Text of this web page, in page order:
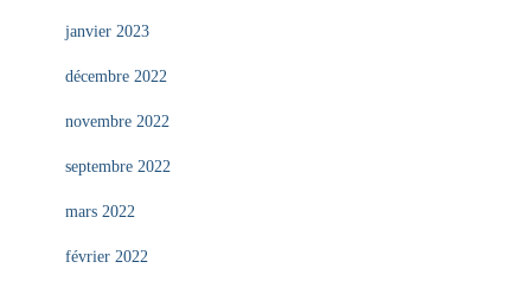
janvier 2023
décembre 2022
novembre 2022
septembre 2022
mars 2022
février 2022